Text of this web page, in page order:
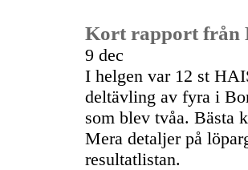
Kort rapport från
9 dec
I helgen var 12 st
deltävling av fyra i
som blev tvåa. Bästa
Mera detaljer på
resultatlistan.